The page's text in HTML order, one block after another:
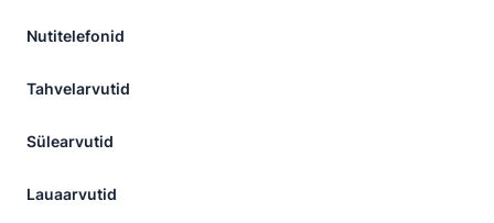
Nutitelefonid
Tahvelarvutid
Sülearvutid
Lauaarvutid